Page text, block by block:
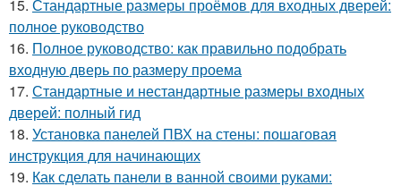
15. Стандартные размеры проёмов для входных дверей:
полное руководство
16. Полное руководство: как правильно подобрать
входную дверь по размеру проема
17. Стандартные и нестандартные размеры входных
дверей: полный гид
18. Установка панелей ПВХ на стены: пошаговая
инструкция для начинающих
19. Как сделать панели в ванной своими руками: